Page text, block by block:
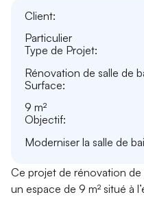
Client:
Particulier
Type de Projet:
Rénovation de salle de
Surface:
9 m²
Objectif:
Moderniser la salle de
Ce projet de rénovation de
un espace de 9 m² situé à